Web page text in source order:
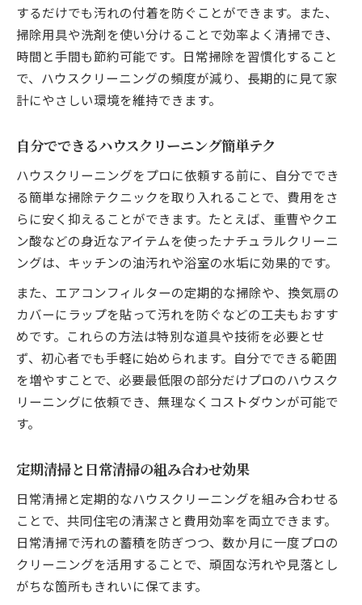
するだけでも汚れの付着を防ぐことができます。また、
掃除用具や洗剤を使い分けることで効率よく清掃でき、
時間と手間も節約可能です。日常掃除を習慣化すること
で、ハウスクリーニングの頻度が減り、長期的に見て家
計にやさしい環境を維持できます。
自分でできるハウスクリーニング簡単テク
ハウスクリーニングをプロに依頼する前に、自分ででき
る簡単な掃除テクニックを取り入れることで、費用をさ
らに安く抑えることができます。たとえば、重曹やクエ
ン酸などの身近なアイテムを使ったナチュラルクリーニ
ングは、キッチンの油汚れや浴室の水垢に効果的です。
また、エアコンフィルターの定期的な掃除や、換気扇の
カバーにラップを貼って汚れを防ぐなどの工夫もおすす
めです。これらの方法は特別な道具や技術を必要とせ
ず、初心者でも手軽に始められます。自分でできる範囲
を増やすことで、必要最低限の部分だけプロのハウスク
リーニングに依頼でき、無理なくコストダウンが可能で
す。
定期清掃と日常清掃の組み合わせ効果
日常清掃と定期的なハウスクリーニングを組み合わせる
ことで、共同住宅の清潔さと費用効率を両立できます。
日常清掃で汚れの蓄積を防ぎつつ、数か月に一度プロの
クリーニングを活用することで、頑固な汚れや見落とし
がちな箇所もきれいに保てます。